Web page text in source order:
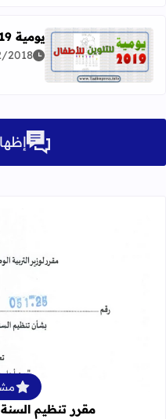
اقرأ المزيد عن يومية 2019 للتلوين للأطفال
يومية 2019 للتلوين للأطفال
2018
مقرر تنظيم السنة